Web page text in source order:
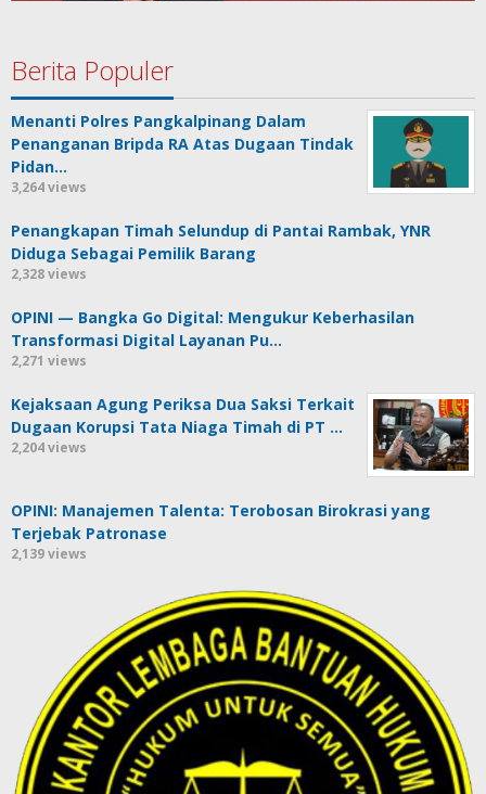
Berita Populer
Menanti Polres Pangkalpinang Dalam
Penanganan Bripda RA Atas Dugaan Tindak
Pidan…
3,264 views
Penangkapan Timah Selundup di Pantai Rambak, YNR
Diduga Sebagai Pemilik Barang
2,328 views
OPINI — Bangka Go Digital: Mengukur Keberhasilan
Transformasi Digital Layanan Pu…
2,271 views
Kejaksaan Agung Periksa Dua Saksi Terkait
Dugaan Korupsi Tata Niaga Timah di PT …
2,204 views
OPINI: Manajemen Talenta: Terobosan Birokrasi yang
Terjebak Patronase
2,139 views